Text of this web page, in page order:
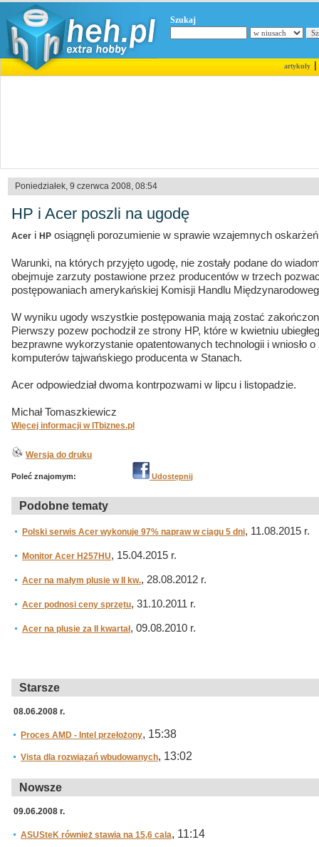
Szukaj
artykuły|
Poniedziałek, 9 czerwca 2008, 08:54
HP i Acer poszli na ugodę
Acer i HP osiągnęli porozumienie w sprawie wzajemnych
Warunki, na których przyjęto ugodę, nie zostały podane do
obejmuje zarzuty postawione przez producentów w trzech
postępowaniach amerykańskiej Komisji Handlu
W wyniku ugody wszystkie postępowania mają zostać
Pierwszy pozew pochodził ze strony HP, które w kwietniu
bezprawne wykorzystanie opatentowanych technologii i wniosło
komputerów tajwańskiego producenta w Stanach.
Acer odpowiedział dwoma kontrpozwami w lipcu i listopadzie.
Michał Tomaszkiewicz
Więcej informacji w ITbiznes.pl
Wersja do druku
Poleć znajomym: Udostępnij
Podobne tematy
Polski serwis Acer wykonuje 97% napraw w ciągu 5 dni, 11.08.2015 r.
Monitor Acer H257HU, 15.04.2015 r.
Acer na małym plusie w II kw., 28.08.2012 r.
Acer podnosi ceny sprzętu, 31.10.2011 r.
Acer na plusie za II kwartał, 09.08.2010 r.
Starsze
08.06.2008 r.
Proces AMD - Intel przełożony, 15:38
Vista dla rozwiązań wbudowanych, 13:02
Nowsze
09.06.2008 r.
ASUSteK również stawia na 15,6 cala, 11:14